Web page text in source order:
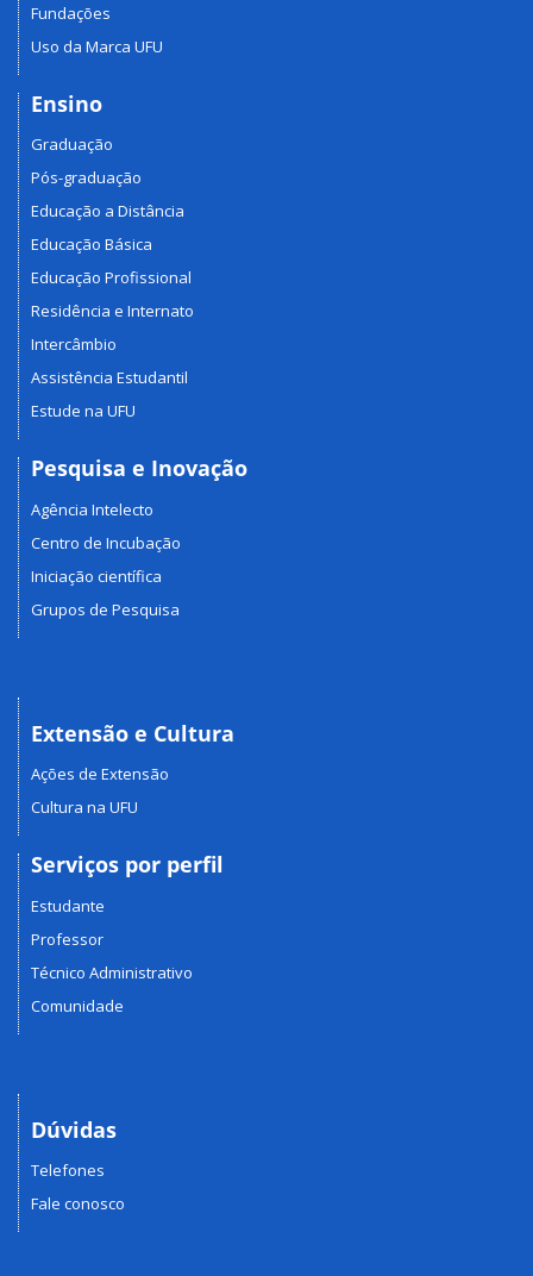
Fundações
Uso da Marca UFU
Ensino
Graduação
Pós-graduação
Educação a Distância
Educação Básica
Educação Profissional
Residência e Internato
Intercâmbio
Assistência Estudantil
Estude na UFU
Pesquisa e Inovação
Agência Intelecto
Centro de Incubação
Iniciação científica
Grupos de Pesquisa
Extensão e Cultura
Ações de Extensão
Cultura na UFU
Serviços por perfil
Estudante
Professor
Técnico Administrativo
Comunidade
Dúvidas
Telefones
Fale conosco